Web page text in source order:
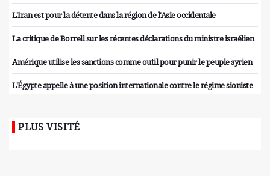
L'Iran est pour la détente dans la région de l'Asie occidentale
La critique de Borrell sur les récentes déclarations du ministre israélien
Amérique utilise les sanctions comme outil pour punir le peuple syrien
L'Égypte appelle à une position internationale contre le régime sioniste
PLUS VISITÉ